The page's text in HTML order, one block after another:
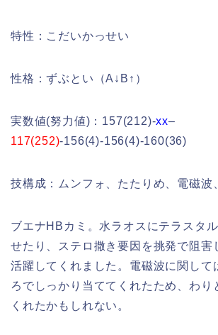
特性：こだいかっせい
性格：ずぶとい（A↓B↑）
実数値(努力値)：157(212)-xx–
117(252)-156(4)-156(4)-160(36)
技構成：ムンフォ、たたりめ、電磁波
ブエナHBカミ。水ラオスにテラスタ
せたり、ステロ撒き要因を挑発で阻害
活躍してくれました。電磁波に関して
ろでしっかり当ててくれたため、わり
くれたかもしれない。